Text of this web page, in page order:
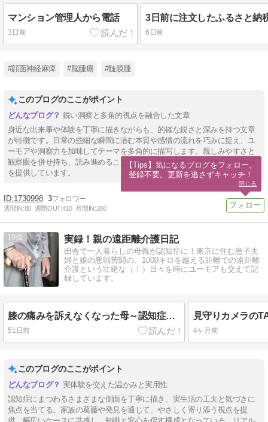
マンション管理人から電話
3日前 6日前
#顔面神経麻痺 #脳腫瘍 #髄膜腫
このブログのここがポイント
鋭い洞察と多角的視点を融合した文章
身近な出来事や体験を丁寧に描きながらも、的確な鋭さと深みを持つ文章
が特徴です。日常の些細な瞬間に潜む本質や感情の流れを巧みに捉え、ユ
ーモアや洞察力を加味してテーマを多角的に描写します。親しみやすさと
観察眼を併せ持ち、読み進めることで新たな視角や気づきを得られる内容
を提供しています。
1730998 3
週間IN:80 週間OUT:410 月間IN:280
10 実録！親の遠距離介護日記
田舎で一人暮らしの母親が認知症に！東京に住む息子夫
婦と娘の悪戦苦闘の、1000キロを越える距離での遠距離
介護という壮絶な（！）日々を時にユーモアも交えて記
録しています。
膝の痛みを訴えなくなった母～認知症の影響？
51日前 4ヶ月前
このブログのここがポイント
実体験を交えた温かみと実用性
認知症にまつわるさまざまな側面を丁寧に描き、実生活の工夫と気づきに
焦点を当てる。家族の葛藤や発見を通じて、やさしく寄り添う視点を提
【Tips】気になるブログをフォロー。
登録不要。更新を逃さずキャッチ！
閉じる